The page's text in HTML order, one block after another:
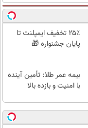
۲۵٪ تخفیف ایمپلنت تا
پایان جشنواره 🎁
بیمه عمر طلا: تأمین آینده
با امنیت و بازده بالا